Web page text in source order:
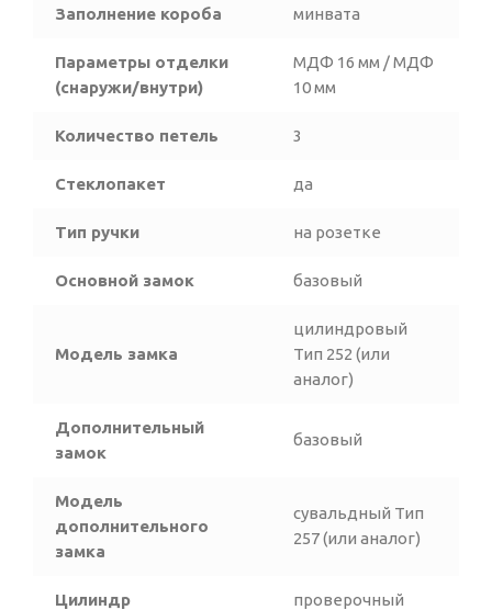
Заполнение короба минвата
Параметры отделки
(снаружи/внутри)
МДФ 16 мм / МДФ
10 мм
Количество петель 3
Стеклопакет да
Тип ручки на розетке
Основной замок базовый
Модель замка
цилиндровый
Тип 252 (или
аналог)
Дополнительный
замок
базовый
Модель
дополнительного
замка
сувальдный Тип
257 (или аналог)
Цилиндр проверочный